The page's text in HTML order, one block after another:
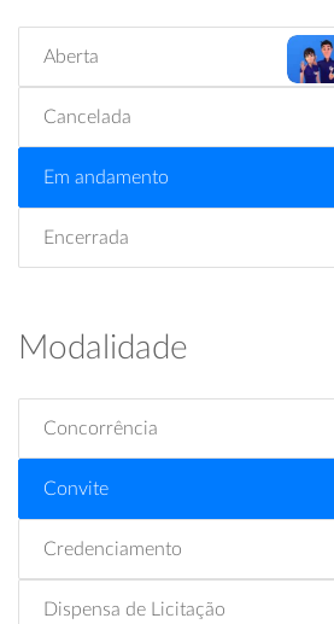
Aberta
Cancelada
Em andamento
Encerrada
Modalidade
Concorrência
Convite
Credenciamento
Dispensa de Licitação